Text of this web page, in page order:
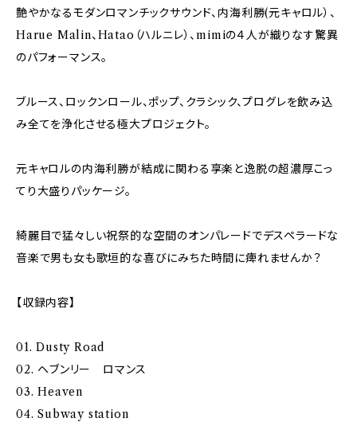
艶やかなるモダンロマンチックサウンド、内海利勝(元キャロル）、
Harue Malin、Hatao（ハルニレ）、mimiの４人が織りなす驚異
のパフォーマンス。
ブルース、ロックンロール、ポップ、クラシック、プログレを飲み込
み全てを浄化させる極大プロジェクト。
元キャロルの内海利勝が結成に関わる享楽と逸脱の超濃厚こっ
てり大盛りパッケージ。
綺麗目で猛々しい祝祭的な空間のオンパレードでデスペラードな
音楽で男も女も歌垣的な喜びにみちた時間に痺れませんか？
【収録内容】
01. Dusty Road
02. ヘブンリー ロマンス
03. Heaven
04. Subway station